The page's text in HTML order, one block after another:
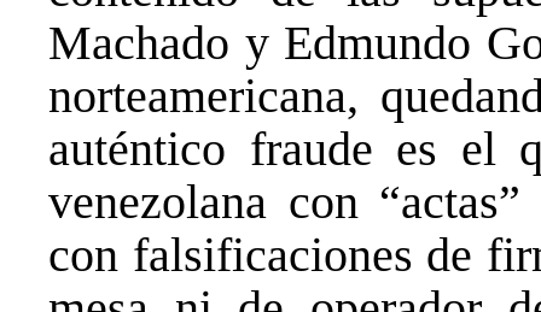
Machado y Edmundo
norteamericana,
auténtico fraude es el
venezolana con
con falsificaciones de